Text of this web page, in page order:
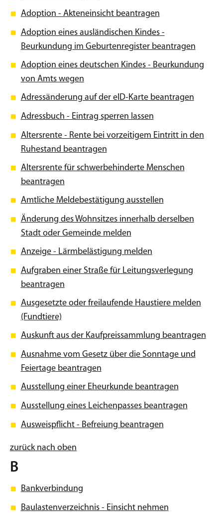
Adoption - Akteneinsicht beantragen
Adoption eines ausländischen Kindes -
Beurkundung im Geburtenregister beantragen
Adoption eines deutschen Kindes - Beurkundung
von Amts wegen
Adressänderung auf der eID-Karte beantragen
Adressbuch - Eintrag sperren lassen
Altersrente - Rente bei vorzeitigem Eintritt in den
Ruhestand beantragen
Altersrente für schwerbehinderte Menschen
beantragen
Amtliche Meldebestätigung ausstellen
Änderung des Wohnsitzes innerhalb derselben
Stadt oder Gemeinde melden
Anzeige - Lärmbelästigung melden
Aufgraben einer Straße für Leitungsverlegung
beantragen
Ausgesetzte oder freilaufende Haustiere melden
(Fundtiere)
Auskunft aus der Kaufpreissammlung beantragen
Ausnahme vom Gesetz über die Sonntage und
Feiertage beantragen
Ausstellung einer Eheurkunde beantragen
Ausstellung eines Leichenpasses beantragen
Ausweispflicht - Befreiung beantragen
zurück nach oben
B
Bankverbindung
Baulastenverzeichnis - Einsicht nehmen